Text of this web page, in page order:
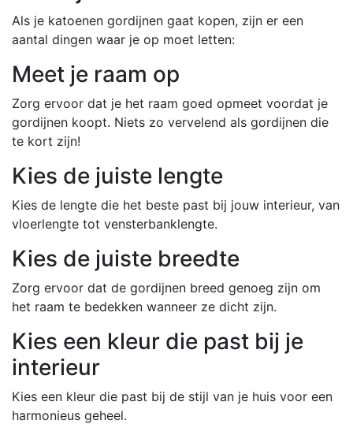
Als je katoenen gordijnen gaat kopen, zijn er een
aantal dingen waar je op moet letten:
Meet je raam op
Zorg ervoor dat je het raam goed opmeet voordat je
gordijnen koopt. Niets zo vervelend als gordijnen die
te kort zijn!
Kies de juiste lengte
Kies de lengte die het beste past bij jouw interieur, van
vloerlengte tot vensterbanklengte.
Kies de juiste breedte
Zorg ervoor dat de gordijnen breed genoeg zijn om
het raam te bedekken wanneer ze dicht zijn.
Kies een kleur die past bij je
interieur
Kies een kleur die past bij de stijl van je huis voor een
harmonieus geheel.